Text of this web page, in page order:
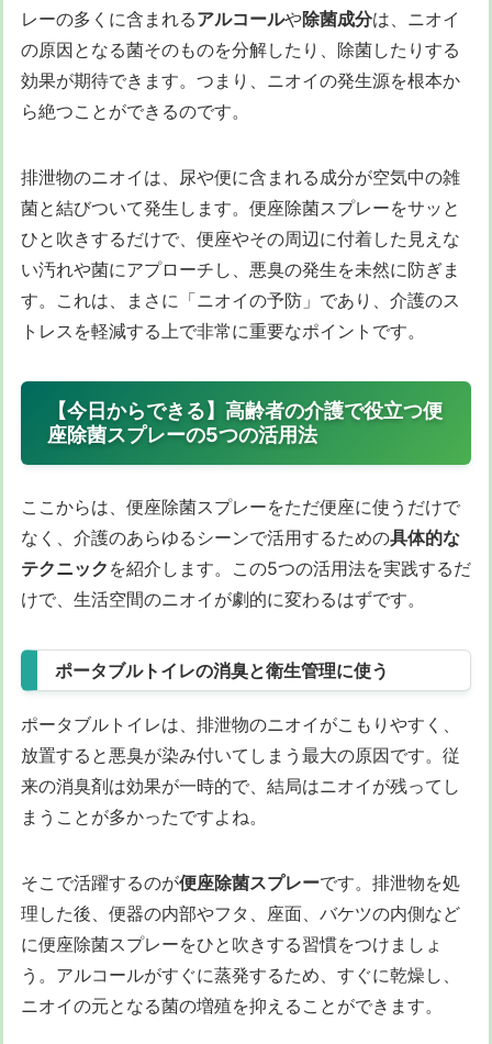
レーの多くに含まれるアルコールや除菌成分は、ニオイ
の原因となる菌そのものを分解したり、除菌したりする
効果が期待できます。つまり、ニオイの発生源を根本か
ら絶つことができるのです。
排泄物のニオイは、尿や便に含まれる成分が空気中の雑
菌と結びついて発生します。便座除菌スプレーをサッと
ひと吹きするだけで、便座やその周辺に付着した見えな
い汚れや菌にアプローチし、悪臭の発生を未然に防ぎま
す。これは、まさに「ニオイの予防」であり、介護のス
トレスを軽減する上で非常に重要なポイントです。
【今日からできる】高齢者の介護で役立つ便
座除菌スプレーの5つの活用法
ここからは、便座除菌スプレーをただ便座に使うだけで
なく、介護のあらゆるシーンで活用するための具体的な
テクニック を紹介します。この5つの活用法を実践するだ
けで、生活空間のニオイが劇的に変わるはずです。
ポータブルトイレの消臭と衛生管理に使う
ポータブルトイレは、排泄物のニオイがこもりやすく、
放置すると悪臭が染み付いてしまう最大の原因です。従
来の消臭剤は効果が一時的で、結局はニオイが残ってし
まうことが多かったですよね。
そこで活躍するのが便座除菌スプレーです。排泄物を処
理した後、便器の内部やフタ、座面、バケツの内側など
に便座除菌スプレーをひと吹きする習慣をつけましょ
う。アルコールがすぐに蒸発するため、すぐに乾燥し、
ニオイの元となる菌の増殖を抑えることができます。